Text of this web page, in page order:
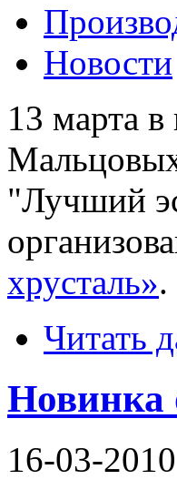
Новости
13 марта
"Лучший
хрусталь».
Читать
Новинка
16-03-2010